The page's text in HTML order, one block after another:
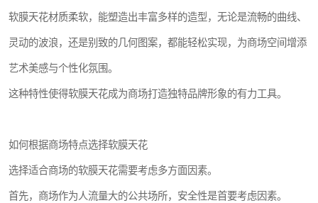
软膜天花材质柔软，能塑造出丰富多样的造型，无论是流畅的曲线、
灵动的波浪，还是别致的几何图案，都能轻松实现，为商场空间增添
艺术美感与个性化氛围。
这种特性使得软膜天花成为商场打造独特品牌形象的有力工具。
如何根据商场特点选择软膜天花
选择适合商场的软膜天花需要考虑多方面因素。
首先，商场作为人流量大的公共场所，安全性是首要考虑因素。